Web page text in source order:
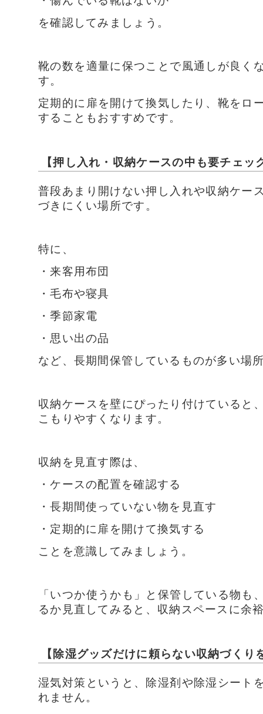
を確認してみましょう。
靴の数を適量に保つことで風通しが良く
す。
定期的に扉を開けて換気したり、靴をロ
することもおすすめです。
【押し入れ・収納ケースの中も要チェッ
普段あまり開けない押し入れや収納ケー
づきにくい場所です。
特に、
・来客用布団
・毛布や寝具
・季節家電
・思い出の品
など、長期間保管しているものが多い場
収納ケースを壁にぴったり付けていると
こもりやすくなります。
収納を見直す際は、
・ケースの配置を確認する
・長期間使っていない物を見直す
・定期的に扉を開けて換気する
ことを意識してみましょう。
「いつか使うかも」と保管している物も
るか見直してみると、収納スペースに余
【除湿グッズだけに頼らない収納づくり
湿気対策というと、除湿剤や除湿シート
れません。